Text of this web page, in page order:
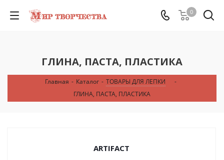
0
ГЛИНА, ПАСТА, ПЛАСТИКА
Главная - Каталог - ТОВАРЫ ДЛЯ ЛЕПКИ
-
ГЛИНА, ПАСТА, ПЛАСТИКА
ARTIFACT